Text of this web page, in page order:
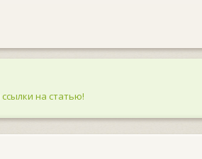
на статью!